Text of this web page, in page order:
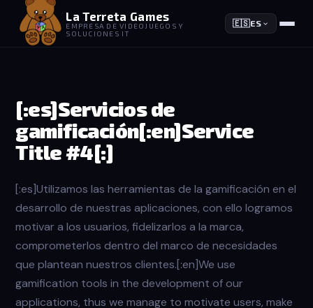
La Terreta Games
EMPRESA DE VIDEOJUEGOS Y
SOLUCIONES IT
🇪🇸ES
[:es]Servicios de
gamificación[:en]Service
Title #4[:]
[:es]Utilizamos las herramientas de la gamificación en el
desarrollo de nuestras aplicaciones, con ello logramos
motivar a los usuarios, fidelizarlos a la marca,
comprometerlos dentro del marco de necesidades
que plantean nuestros clientes.[:en]We use
gamification tools in the development of our
applications, thus we manage to motivate users, make